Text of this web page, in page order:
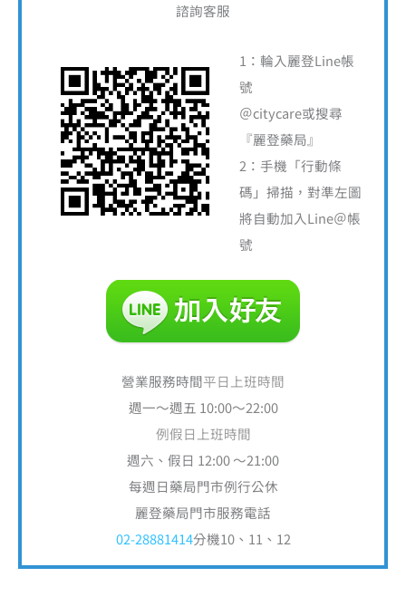
諮詢客服
1：輪入麗登Line帳
號
＠citycare或搜尋
『麗登藥局』
2：手機「行動條
碼」掃描，對準左圖
將自動加入Line＠帳
號
營業服務時間平日上班時間
週一～週五 10:00～22:00
例假日上班時間
週六、假日 12:00 ～21:00
每週日藥局門市例行公休
麗登藥局門市服務電話
02-28881414分機10、11、12